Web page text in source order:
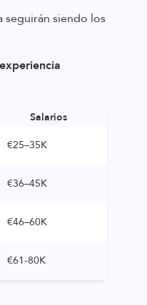
seguirán siendo los
Salarios
€25–35K
€36–45K
€46–60K
€61-80K